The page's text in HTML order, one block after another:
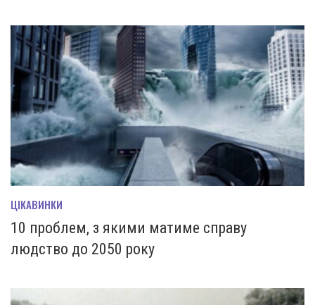
ЦІКАВИНКИ
10 проблем, з якими матиме справу
людство до 2050 року